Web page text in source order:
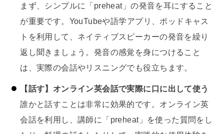
まず、シンプルに「preheat」の発音を耳にすること
が重要です。YouTubeや語学アプリ、ポッドキャス
トを利用して、ネイティブスピーカーの発音を繰り
返し聞きましょう。発音の感覚を身につけること
は、実際の会話やリスニングでも役立ちます。
【話す】オンライン英会話で実際に口に出して使う
誰かと話すことは非常に効果的です。オンライン英
会話を利用し、講師に「preheat」を使った質問をし